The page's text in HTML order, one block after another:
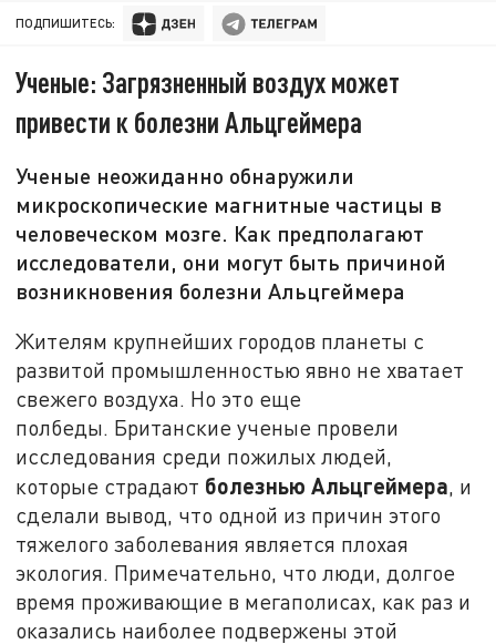
ПОДПИШИТЕСЬ:
Ученые: Загрязненный воздух может
привести к болезни Альцгеймера
Ученые неожиданно обнаружили
микроскопические магнитные частицы в
человеческом мозге. Как предполагают
исследователи, они могут быть причиной
возникновения болезни Альцгеймера
Жителям крупнейших городов планеты с
развитой промышленностью явно не хватает
свежего воздуха. Но это еще
полбеды. Британские ученые провели
исследования среди пожилых людей,
которые страдают болезнью Альцгеймера, и
сделали вывод, что одной из причин этого
тяжелого заболевания является плохая
экология. Примечательно, что люди, долгое
время проживающие в мегаполисах, как раз и
оказались наиболее подвержены этой